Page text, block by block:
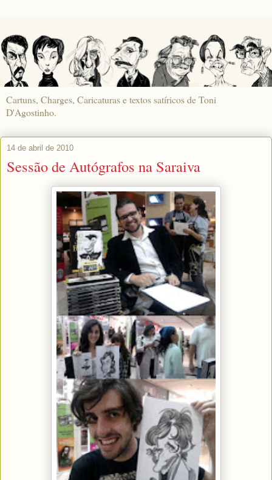
Cartuns, Charges, Caricaturas e textos satíricos de Toni
D'Agostinho.
14 de abril de 2010
Sessão de Autógrafos na Saraiva